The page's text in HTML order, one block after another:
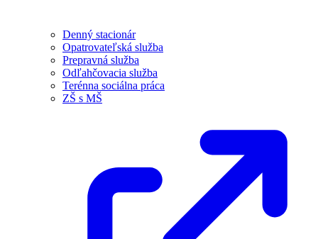
Denný stacionár
Opatrovateľská služba
Prepravná služba
Odľahčovacia služba
Terénna sociálna práca
ZŠ s MŠ